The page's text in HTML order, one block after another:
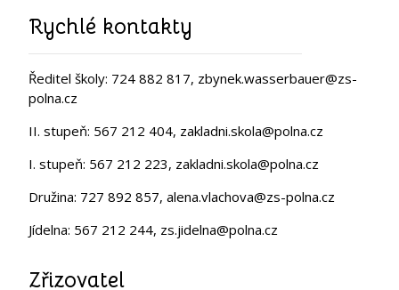
Rychlé kontakty
Ředitel školy: 724 882 817, zbynek.wasserbauer@zs-
polna.cz
II. stupeň: 567 212 404, zakladni.skola@polna.cz
I. stupeň: 567 212 223, zakladni.skola@polna.cz
Družina: 727 892 857, alena.vlachova@zs-polna.cz
Jídelna: 567 212 244, zs.jidelna@polna.cz
Zřizovatel